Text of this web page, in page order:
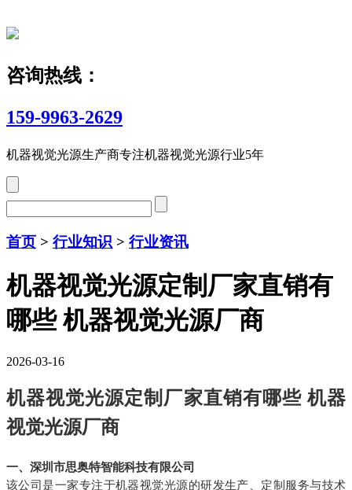
咨询热线：
159-9963-2629
机器视觉光源生产商专注机器视觉光源行业5年
首页 > 行业知识 > 行业资讯
机器视觉光源定制厂家直销有
哪些 机器视觉光源厂商
2026-03-16
机器视觉光源定制厂家直销有哪些 机器
视觉光源厂商
一、深圳市思奥特智能科技有限公司
该公司是一家专注于机器视觉光源的研发生产、定制服务与技术